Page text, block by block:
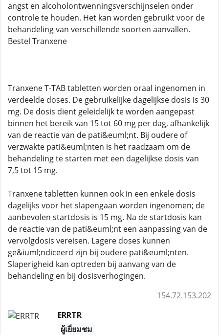
angst en alcoholontwenningsverschijnselen onder
controle te houden. Het kan worden gebruikt voor de
behandeling van verschillende soorten aanvallen.
Bestel Tranxene
Tranxene T-TAB tabletten worden oraal ingenomen in
verdeelde doses. De gebruikelijke dagelijkse dosis is 30
mg. De dosis dient geleidelijk te worden aangepast
binnen het bereik van 15 tot 60 mg per dag, afhankelijk
van de reactie van de pati&euml;nt. Bij oudere of
verzwakte pati&euml;nten is het raadzaam om de
behandeling te starten met een dagelijkse dosis van
7,5 tot 15 mg.
Tranxene tabletten kunnen ook in een enkele dosis
dagelijks voor het slapengaan worden ingenomen; de
aanbevolen startdosis is 15 mg. Na de startdosis kan
de reactie van de pati&euml;nt een aanpassing van de
vervolgdosis vereisen. Lagere doses kunnen
ge&iuml;ndiceerd zijn bij oudere pati&euml;nten.
Slaperigheid kan optreden bij aanvang van de
behandeling en bij dosisverhogingen.
154.72.153.202
ERRTR
ผู้เยี่ยมชม